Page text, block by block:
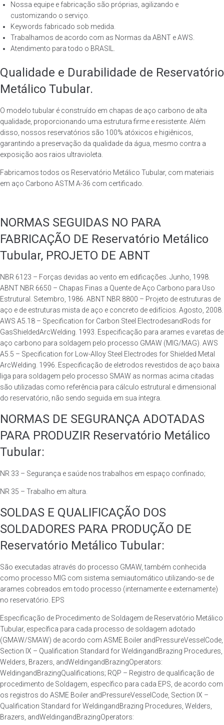
Nossa equipe e fabricação são próprias, agilizando e
customizando o serviço.
Keywords fabricado sob medida.
Trabalhamos de acordo com as Normas da ABNT e AWS.
Atendimento para todo o BRASIL.
Qualidade e Durabilidade de Reservatório
Metálico Tubular.
O modelo tubular é construído em chapas de aço carbono de alta
qualidade, proporcionando uma estrutura firme e resistente. Além
disso, nossos reservatórios são 100% atóxicos e higiênicos,
garantindo a preservação da qualidade da água, mesmo contra a
exposição aos raios ultravioleta.
Fabricamos todos os Reservatório Metálico Tubular, com materiais
em aço Carbono ASTM A-36 com certificado.
NORMAS SEGUIDAS NO PARA
FABRICAÇÃO DE Reservatório Metálico
Tubular, PROJETO DE ABNT
NBR 6123 – Forças devidas ao vento em edificações. Junho, 1998.
ABNT NBR 6650 – Chapas Finas a Quente de Aço Carbono para Uso
Estrutural. Setembro, 1986. ABNT NBR 8800 – Projeto de estruturas de
aço e de estruturas mista de aço e concreto de edifícios. Agosto, 2008.
AWS A5.18 – Specification for Carbon Steel ElectrodesandRods for
GasShieldedArcWelding. 1993. Especificação para arames e varetas de
aço carbono para soldagem pelo processo GMAW (MIG/MAG). AWS
A5.5 – Specification for Low-Alloy Steel Electrodes for Shielded Metal
ArcWelding. 1996. Especificação de eletrodos revestidos de aço baixa
liga para soldagem pelo processo SMAW as normas acima citadas
são utilizadas como referência para cálculo estrutural e dimensional
do reservatório, não sendo seguida em sua íntegra.
NORMAS DE SEGURANÇA ADOTADAS
PARA PRODUZIR Reservatório Metálico
Tubular:
NR 33 – Segurança e saúde nos trabalhos em espaço confinado;
NR 35 – Trabalho em altura.
SOLDAS E QUALIFICAÇÃO DOS
SOLDADORES PARA PRODUÇÃO DE
Reservatório Metálico Tubular:
São executadas através do processo GMAW, também conhecida
como processo MIG com sistema semiautomático utilizando-se de
arames cobreados em todo processo (internamente e externamente)
no reservatório. EPS
Especificação de Procedimento de Soldagem de Reservatório Metálico
Tubular, específica para cada processo de soldagem adotado
(GMAW/SMAW) de acordo com ASME Boiler andPressureVesselCode,
Section IX – Qualification Standard for WeldingandBrazing Procedures,
Welders, Brazers, andWeldingandBrazingOperators:
WeldingandBrazingQualifications; RQP – Registro de qualificação de
procedimento de Soldagem, específico para cada EPS, de acordo com
os registros do ASME Boiler andPressureVesselCode, Section IX –
Qualification Standard for WeldingandBrazing Procedures, Welders,
Brazers, andWeldingandBrazingOperators: